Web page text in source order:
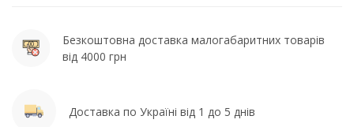
Безкоштовна доставка малогабаритних товарів
від 4000 грн
Доставка по Україні від 1 до 5 днів